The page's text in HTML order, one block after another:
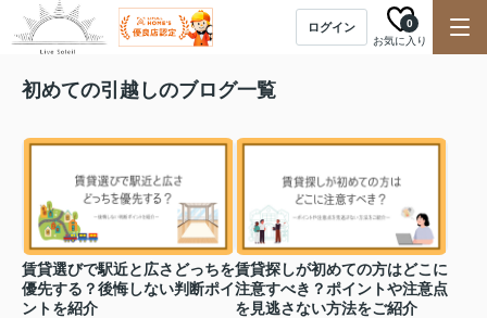
ログイン
お気に入り
0
初めての引越しのブログ一覧
賃貸選びで駅近と広さどっちを
優先する？後悔しない判断ポイ
ントを紹介
賃貸探しが初めての方はどこに
注意すべき？ポイントや注意点
を見逃さない方法をご紹介